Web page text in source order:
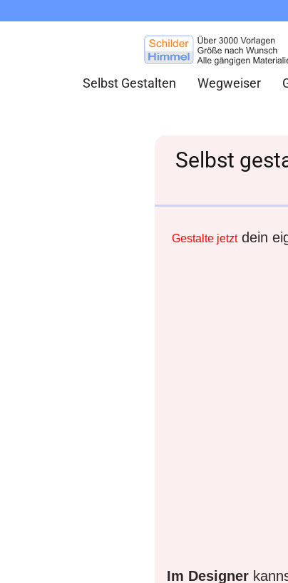
Selbst Gestalten Wegweiser
Selbst
Gestalte jetztdein
Im Designer